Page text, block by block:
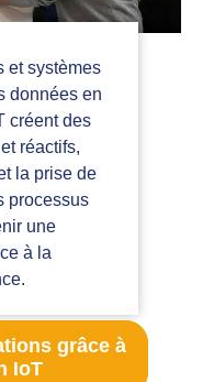
et systèmes
données en
créent des
réactifs,
la prise de
processus
une
à la
grâce à
IoT